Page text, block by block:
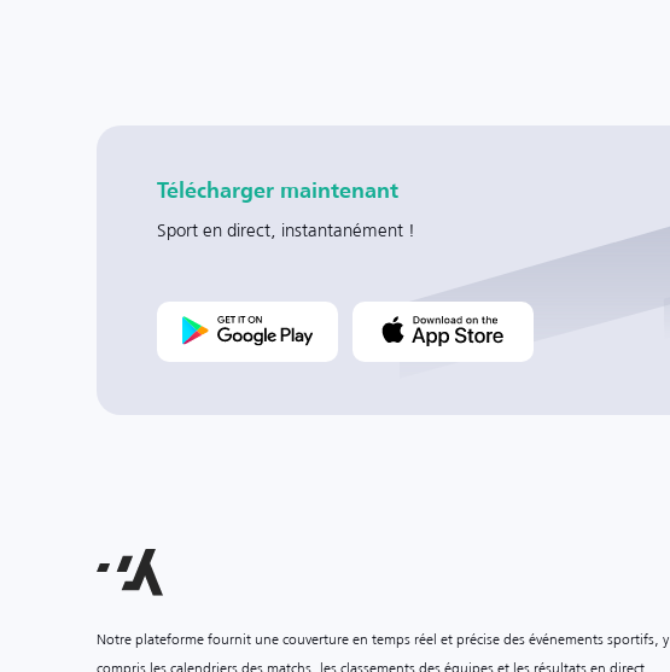
Télécharger maintenant
Sport en direct, instantanément !
Notre plateforme fournit une couverture en temps réel et précise des événements sportifs, y